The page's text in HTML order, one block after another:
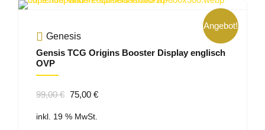
Angebot!
Genesis
Gensis TCG Origins Booster Display englisch
OVP
99,00€ Ursprünglicher
war:
75,00 €Aktueller
inkl. 19 % MwSt.